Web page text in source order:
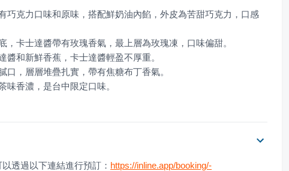
巧克力口味和原味，搭配鮮奶油內餡，外皮為苦甜巧克力，口感
味香濃，是台中限定口味。
透過以下連結進行預訂： https://inline.app/booking/-